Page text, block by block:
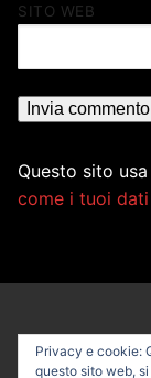
SITO WEB
Questo sito
come i tuoi
Privacy e cookie:
questo sito web,